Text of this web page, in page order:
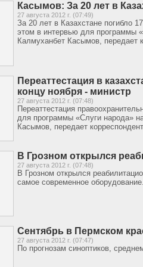
Касымов: За 20 лет в
27 августа 2012 г. (07:49)
За 20 лет в Казахстане погибло
этом в интервью для программы
Калмуханбет Касымов, передает
Переаттестация в
концу ноября - министр
27 августа 2012 г. (07:48)
Переаттестация
для программы «Слуги народа»
Касымов, передает
В Грозном открылся
27 августа 2012 г. (07:48)
В Грозном открылся
самое современное
Сентябрь в Пермском
27 августа 2012 г. (07:47)
По прогнозам синоптиков,